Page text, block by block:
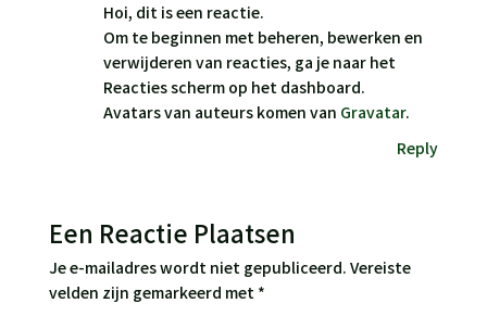
Hoi, dit is een reactie.
Om te beginnen met beheren, bewerken en
verwijderen van reacties, ga je naar het
Reacties scherm op het dashboard.
Avatars van auteurs komen van Gravatar.
Reply
Een Reactie Plaatsen
Je e-mailadres wordt niet gepubliceerd. Vereiste
velden zijn gemarkeerd met *